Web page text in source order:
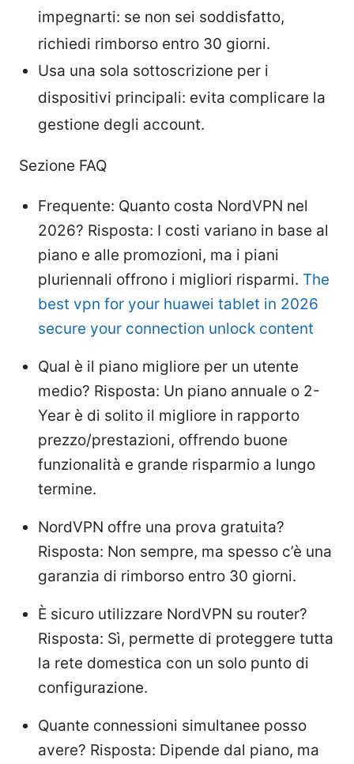
impegnarti: se non sei soddisfatto,
richiedi rimborso entro 30 giorni.
Usa una sola sottoscrizione per i
dispositivi principali: evita complicare la
gestione degli account.
Sezione FAQ
Frequente: Quanto costa NordVPN nel
2026? Risposta: I costi variano in base al
piano e alle promozioni, ma i piani
pluriennali offrono i migliori risparmi. The
best vpn for your huawei tablet in 2026
secure your connection unlock content
Qual è il piano migliore per un utente
medio? Risposta: Un piano annuale o 2-
Year è di solito il migliore in rapporto
prezzo/prestazioni, offrendo buone
funzionalità e grande risparmio a lungo
termine.
NordVPN offre una prova gratuita?
Risposta: Non sempre, ma spesso c’è una
garanzia di rimborso entro 30 giorni.
È sicuro utilizzare NordVPN su router?
Risposta: Sì, permette di proteggere tutta
la rete domestica con un solo punto di
configurazione.
Quante connessioni simultanee posso
avere? Risposta: Dipende dal piano, ma